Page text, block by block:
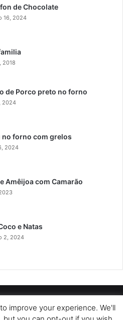
de Chocolate
16, 2024
2018
de Porco preto no forno
2024
no forno com grelos
2024
Amêijoa com Camarão
e Natas
2, 2024
SOBRE NÓS
POLÍTICA DE COOKIES
improve your experience. We'll